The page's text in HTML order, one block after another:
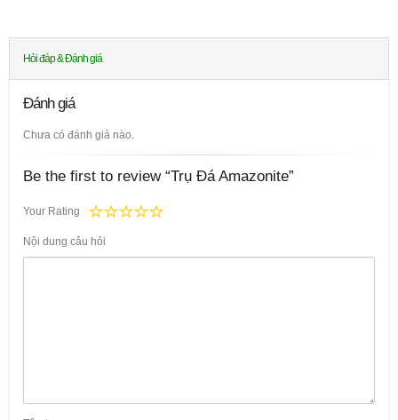
Hỏi đáp & Đánh giá
Đánh giá
Chưa có đánh giá nào.
Be the first to review “Trụ Đá Amazonite”
Your Rating
Nội dung câu hỏi